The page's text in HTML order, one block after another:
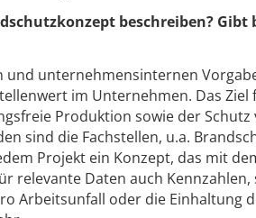
beschreiben? Gibt
und unternehmensinternen
im Unternehmen. Das Ziel
Produktion sowie der
sind die Fachstellen, u.a.
Projekt ein Konzept, das mit
relevante Daten auch Kennzahlen,
Arbeitsunfall oder die Einhaltung